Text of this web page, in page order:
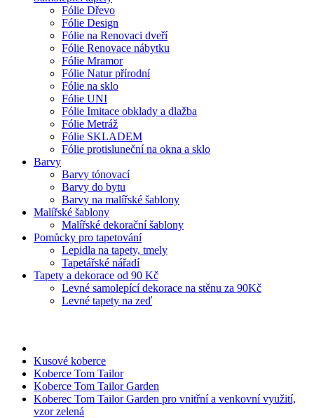
Fólie Dřevo
Fólie Design
Fólie na Renovaci dveří
Fólie Renovace nábytku
Fólie Mramor
Fólie Natur přírodní
Fólie na sklo
Fólie UNI
Fólie Imitace obklady a dlažba
Fólie Metráž
Fólie SKLADEM
Fólie protisluneční na okna a sklo
Barvy
Barvy tónovací
Barvy do bytu
Barvy na malířské šablony
Malířské šablony
Malířské dekorační šablony
Pomůcky pro tapetování
Lepidla na tapety, tmely
Tapetářské nářadí
Tapety a dekorace od 90 Kč
Levné samolepící dekorace na stěnu za 90Kč
Levné tapety na zeď
Kusové koberce
Koberce Tom Tailor
Koberce Tom Tailor Garden
Koberec Tom Tailor Garden pro vnitřní a venkovní využití,
vzor zelená